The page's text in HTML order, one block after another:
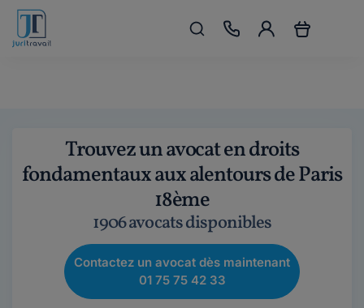
Trouvez un avocat en droits
fondamentaux aux alentours de Paris
18ème
1906 avocats disponibles
Contactez un avocat dès maintenant
01 75 75 42 33